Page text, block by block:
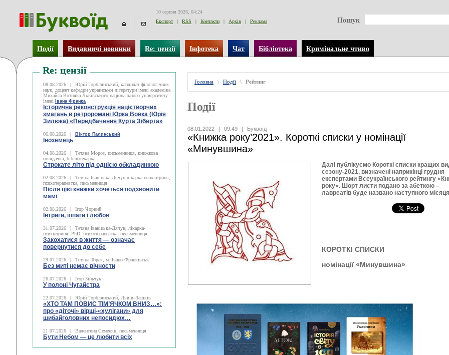
10 серпня 2026, 04:24
Експорт
| RSS | Контакти | Архів | Реклама Пошук
Події Видавничі новинки Re: цензії Інфотека Чат Бібліотека Кримінальне чтиво
Re: цензії
08.08.2026 |
Юрій Горблянський, кандидат філологічних
наук, доцент кафедри української літератури імені академіка
Михайла Возняка Львівського національного університету
імені
Івана Франка
Історична реконструкція націєтворчих
змагань в ретроромані Юрка Вовка (Юрія
Зилюка) «Передбачення Курта Зіберта»
06.08.2026 | Віктор Палинський
Іноземець
04.08.2026 |
Тетяна Мороз, письменниця, книжкова
оглядачка, бібліотекарка
Строкате літо під однією обкладинкою
02.08.2026 |
Тетяна Іваніцька-Дячун лікарка-психіатриня,
психотерапевтка, письменниця
Після цієї книжки хочеться подзвонити
мамі
02.08.2026 | Ігор Чорний
Інтриги, шпаги і любов
31.07.2026 |
Тетяна Іваніцька-Дячун, лікарка-
психіатриня, PhD, психотерапевтка, письменниця
Закохатися в життя — означає
повернутися до себе
29.07.2026 | Тетяна Торак, м. Івано-Франківськ
Без миті немає вічности
26.07.2026 | Ігор Зіньчук
У полоні Чугайстра
22.07.2026 | Юрій Горблянський, Львів–Зашків
«ХТО ТАМ ПОВИС ТІМ’ЯЧКОМ ВНИЗ…»:
про «діточі» вірші-«хулігани» для
шибайголовних непосидюх…
21.07.2026 | Валентина Семеняк, письменниця
Бути Небом ― це любити всіх
Головна \ Події \ Рейтинг
Події
08.01.2022 | 09:49 | Буквоїд
«Книжка року’2021». Короткі списки у номінації
«Минувшина»
Далі публікуємо Короткі списки кращих
сезону-2021, визначені наприкінці грудня
експертами Всеукраїнського рейтингу
року». Шорт листи подано за абеткою –
лавреатів буде названо наступного
КОРОТКІ СПИСКИ
номінації «Минувшина»